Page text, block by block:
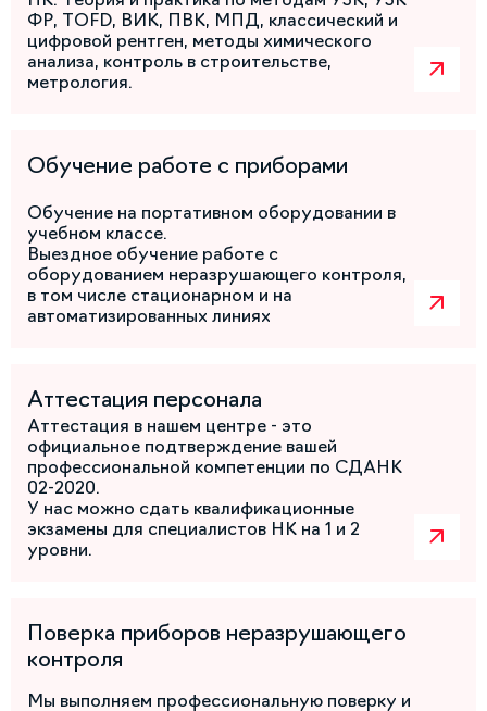
ФР, TOFD, ВИК, ПВК, МПД, классический и
цифровой рентген, методы химического
анализа, контроль в строительстве,
метрология.
Обучение работе с приборами
Обучение на портативном оборудовании в
учебном классе.
Выездное обучение работе с
оборудованием неразрушающего контроля,
в том числе стационарном и на
автоматизированных линиях
Аттестация персонала
Аттестация в нашем центре - это
официальное подтверждение вашей
профессиональной компетенции по СДАНК
02-2020.
У нас можно сдать квалификационные
экзамены для специалистов НК на 1 и 2
уровни.
Поверка приборов неразрушающего
контроля
Мы выполняем профессиональную поверку и